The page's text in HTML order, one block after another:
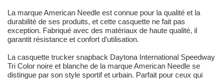
La marque American Needle est connue pour la qualité et la
durabilité de ses produits, et cette casquette ne fait pas
exception. Fabriqué avec des matériaux de haute qualité, il
garantit résistance et confort d'utilisation.
La casquette trucker snapback Daytona International Speedway
Tri Color noire et blanche de la marque American Needle se
distingue par son style sportif et urbain. Parfait pour ceux qui